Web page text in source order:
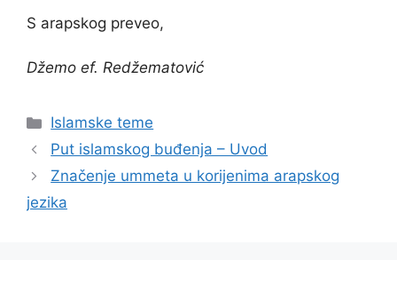
S arapskog preveo,
Džemo ef. Redžematović
Kategorije
Islamske teme
Put islamskog buđenja – Uvod
Značenje ummeta u korijenima arapskog
jezika